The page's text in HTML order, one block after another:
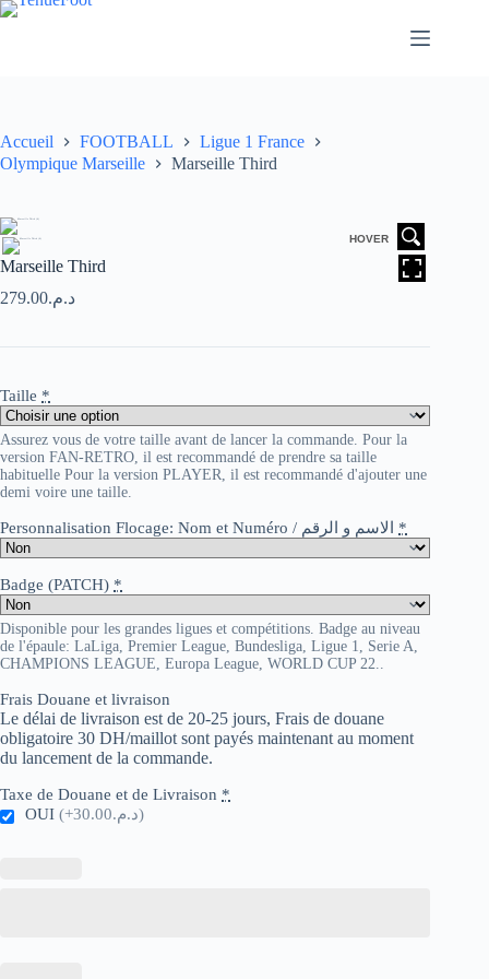
Passer
Accueil FOOTBALL
Ligue 1 France
Olympique Marseille
Marseille Third
HOVER
Marseille Third
د.م.279.00
Taille *
Assurez vous de votre taille avant de lancer la commande. Pour la
version FAN-RETRO, il est recommandé de prendre sa taille
habituelle Pour la version PLAYER, il est recommandé d'ajouter une
demi voire une taille.
Personnalisation Flocage: Nom et Numéro / الاسم و الرقم *
Badge (PATCH) *
Disponible pour les grandes ligues et compétitions. Badge au niveau
de l'épaule: LaLiga, Premier League, Bundesliga, Ligue 1, Serie A,
CHAMPIONS LEAGUE, Europa League, WORLD CUP 22..
Frais Douane et livraison
Le délai de livraison est de 20-25 jours, Frais de douane
obligatoire 30 DH/maillot sont payés maintenant au moment
du lancement de la commande.
Taxe de Douane et de Livraison *
OUI
(+د.م.30.00)